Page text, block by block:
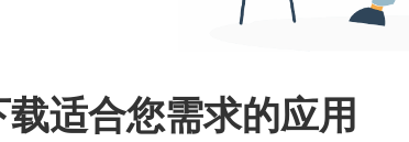
适合您需求的应用